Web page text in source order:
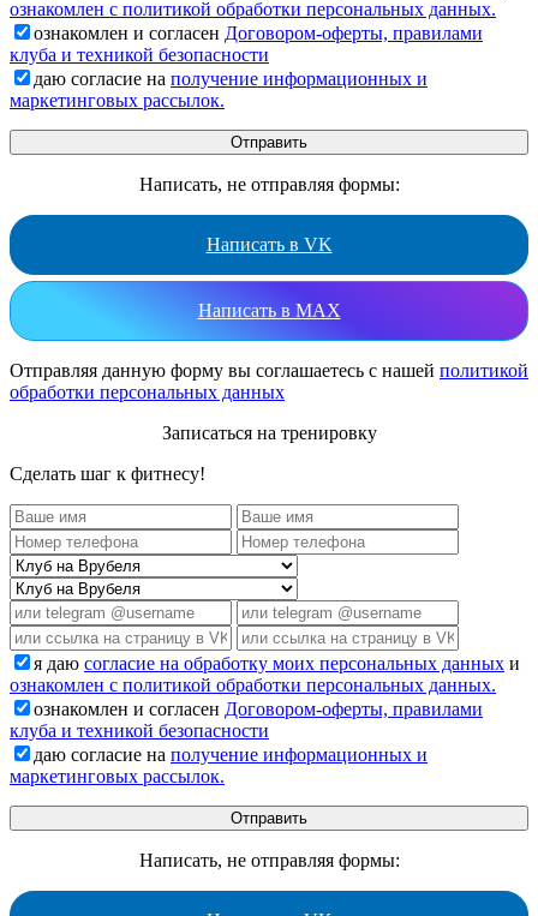
ознакомлен с политикой обработки персональных данных.
ознакомлен и согласен Договором-оферты, правилами
клуба и техникой безопасности
даю согласие на получение информационных и
маркетинговых рассылок.
Написать, не отправляя формы:
Написать в VK
Написать в MAX
Отправляя данную форму вы соглашаетесь с нашей политикой
обработки персональных данных
Записаться на тренировку
Сделать шаг к фитнесу!
я даю согласие на обработку моих персональных данных и
ознакомлен с политикой обработки персональных данных.
ознакомлен и согласен Договором-оферты, правилами
клуба и техникой безопасности
даю согласие на получение информационных и
маркетинговых рассылок.
Написать, не отправляя формы: